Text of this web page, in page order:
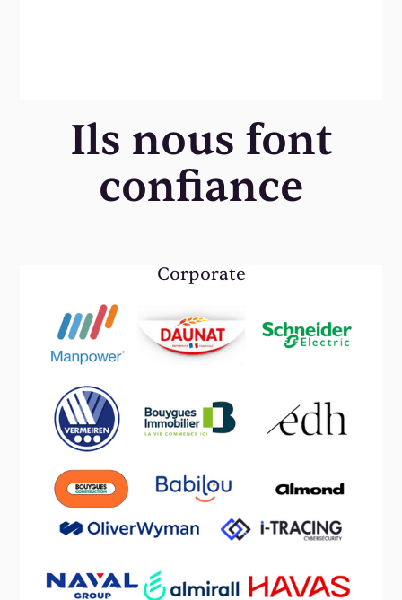
Ils nous font
confiance
Corporate